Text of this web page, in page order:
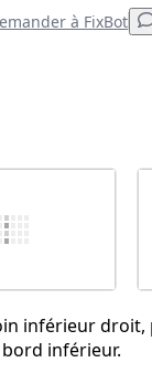
à FixBot
inférieur
inférieur.